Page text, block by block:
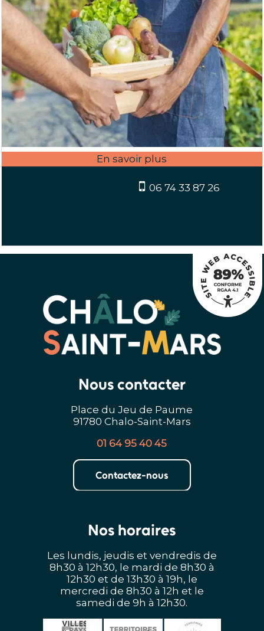
06 74 33 87 26
Nous contacter
Place du Jeu de Paume
91780 Chalo-Saint-Mars
01 64 95 40 45
Contactez-nous
Nos horaires
Les lundis, jeudis et vendredis de
8h30 à 12h30, le mardi de 8h30 à
12h30 et de 13h30 à 19h, le
mercredi de 8h30 à 12h et le
samedi de 9h à 12h30.